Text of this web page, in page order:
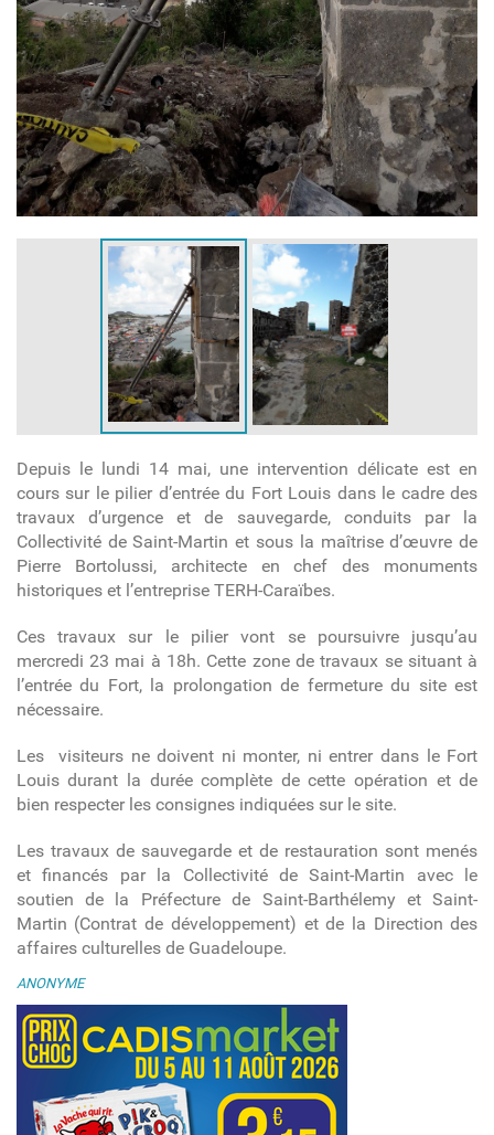
Depuis le lundi 14 mai, une intervention délicate est en
cours sur le pilier d’entrée du Fort Louis dans le cadre des
travaux d’urgence et de sauvegarde, conduits par la
Collectivité de Saint-Martin et sous la maîtrise d’œuvre de
Pierre Bortolussi, architecte en chef des monuments
historiques et l’entreprise TERH-Caraïbes.
Ces travaux sur le pilier vont se poursuivre jusqu’au
mercredi 23 mai à 18h. Cette zone de travaux se situant à
l’entrée du Fort, la prolongation de fermeture du site est
nécessaire.
Les visiteurs ne doivent ni monter, ni entrer dans le Fort
Louis durant la durée complète de cette opération et de
bien respecter les consignes indiquées sur le site.
Les travaux de sauvegarde et de restauration sont menés
et financés par la Collectivité de Saint-Martin avec le
soutien de la Préfecture de Saint-Barthélemy et Saint-
Martin (Contrat de développement) et de la Direction des
affaires culturelles de Guadeloupe.
ANONYME